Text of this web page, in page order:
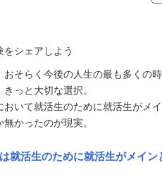
シェアしよう
そらく今後の人生の最も多くの
きっと大切な選択。
おいて就活生のために就活生がメ
かったのが現実。
就活生のために就活生がメイ